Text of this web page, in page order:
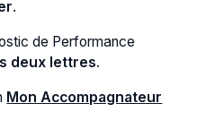
.
de Performance
deux lettres.
Mon Accompagnateur